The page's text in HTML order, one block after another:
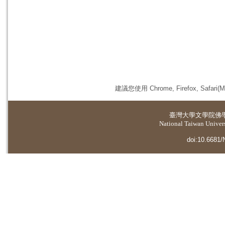
建議您使用 Chrome, Firefox,
臺灣大學文學院佛
National Taiwan
doi:10.6681/